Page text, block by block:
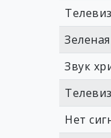
Звук
Нет